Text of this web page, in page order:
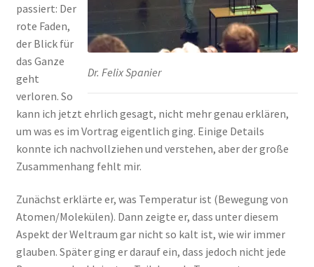
Dr. Felix Spanier
passiert: Der
rote Faden,
der Blick für
das Ganze
geht
verloren. So
kann ich jetzt ehrlich gesagt, nicht mehr genau erklären,
um was es im Vortrag eigentlich ging. Einige Details
konnte ich nachvollziehen und verstehen, aber der große
Zusammenhang fehlt mir.
Zunächst erklärte er, was Temperatur ist (Bewegung von
Atomen/Molekülen). Dann zeigte er, dass unter diesem
Aspekt der Weltraum gar nicht so kalt ist, wie wir immer
glauben. Später ging er darauf ein, dass jedoch nicht jede